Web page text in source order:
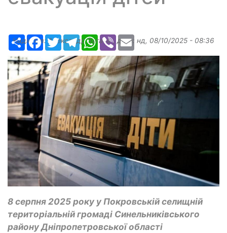
РесурсFacebook
TwitterTelegramWhatsApp
Viber Email
Надіслав:Александр Бугаев, дата: нд, 08/10/2025 - 08:36
8 серпня 2025 року у Покровській селищній
територіальній громаді Синельниківського
району Дніпропетровської області